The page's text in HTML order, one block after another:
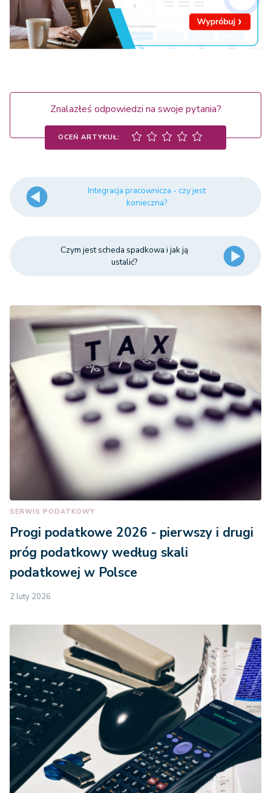
Znalazłeś odpowiedzi na swoje pytania?
OCEŃ ARTYKUŁ:
Integracja pracownicza - czy jest
konieczna?
Czym jest scheda spadkowa i jak ją
ustalić?
SERWIS PODATKOWY
Progi podatkowe 2026 - pierwszy i drugi
próg podatkowy według skali
podatkowej w Polsce
2 luty 2026